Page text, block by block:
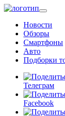
Перейти
основному
содержанию
Новости
Обзоры
Смартфоны
Авто
Подборки
Телеграм
Facebook